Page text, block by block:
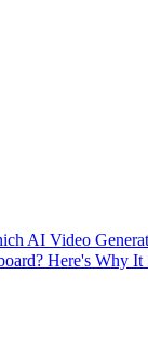
AI Video
Here's Why It